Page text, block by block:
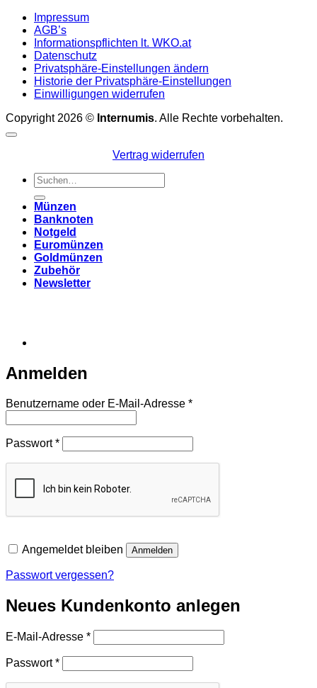
Impressum
AGB’s
Informationspflichten lt. WKO.at
Datenschutz
Privatsphäre-Einstellungen ändern
Historie der Privatsphäre-Einstellungen
Einwilligungen widerrufen
Copyright 2026 © Internumis. Alle Rechte vorbehalten.
Vertrag widerrufen
Suchen
nach:
Münzen
Banknoten
Notgeld
Euromünzen
Goldmünzen
Zubehör
Newsletter
Anmelden
Benutzername oder E-Mail-Adresse *Erforderlich
Passwort*Erforderlich
Angemeldet bleiben Anmelden
Passwort vergessen?
Neues Kundenkonto anlegen
E-Mail-Adresse *Erforderlich
Passwort*Erforderlich